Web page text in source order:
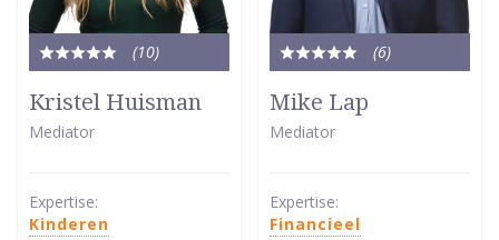
(10)
Totale
waardering:
5
van
Kristel Huisman
Mediator
Expertise:
Kinderen
(6)
Totale
waardering:
5
van
Mike Lap
Mediator
Expertise:
Financieel